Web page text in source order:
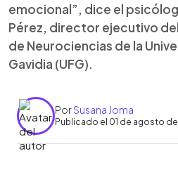
emocional”, dice el
Pérez, director ejecutivo
de Neurociencias de la
Gavidia (UFG).
PorSusana Joma
Publicado el 01 de agosto